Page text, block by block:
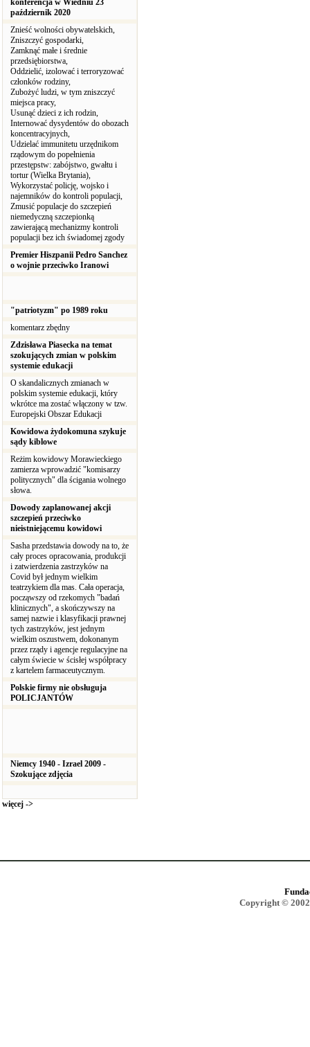
konferencja w Wiedniu 23
październik 2020
Znieść wolności obywatelskich,
Zniszczyć gospodarki,
Zamknąć małe i średnie
przedsiębiorstwa,
Oddzielić, izolować i terroryzować
członków rodziny,
Zubożyć ludzi, w tym zniszczyć
miejsca pracy,
Usunąć dzieci z ich rodzin,
Internować dysydentów do obozach
koncentracyjnych,
Udzielać immunitetu urzędnikom
rządowym do popełnienia
przestępstw: zabójstwo, gwałtu i
tortur (Wielka Brytania),
Wykorzystać policję, wojsko i
najemników do kontroli populacji,
Zmusić populacje do szczepień
niemedyczną szczepionką
zawierającą mechanizmy kontroli
populacji bez ich świadomej zgody
Premier Hiszpanii Pedro Sanchez
o wojnie przeciwko Iranowi
"patriotyzm" po 1989 roku
komentarz zbędny
Zdzisława Piasecka na temat
szokujących zmian w polskim
systemie edukacji
O skandalicznych zmianach w
polskim systemie edukacji, który
wkrótce ma zostać włączony w tzw.
Europejski Obszar Edukacji
Kowidowa żydokomuna szykuje
sądy kiblowe
Reżim kowidowy Morawieckiego
zamierza wprowadzić "komisarzy
politycznych" dla ścigania wolnego
słowa.
Dowody zaplanowanej akcji
szczepień przeciwko
nieistniejącemu kowidowi
Sasha przedstawia dowody na to, że
cały proces opracowania, produkcji
i zatwierdzenia zastrzyków na
Covid był jednym wielkim
teatrzykiem dla mas. Cała operacja,
począwszy od rzekomych "badań
klinicznych", a skończywszy na
samej nazwie i klasyfikacji prawnej
tych zastrzyków, jest jednym
wielkim oszustwem, dokonanym
przez rządy i agencje regulacyjne na
całym świecie w ścisłej współpracy
z kartelem farmaceutycznym.
Polskie firmy nie obsługuja
POLICJANTÓW
Niemcy 1940 - Izrael 2009 -
Szokujące zdjęcia
więcej ->
Copyright ©